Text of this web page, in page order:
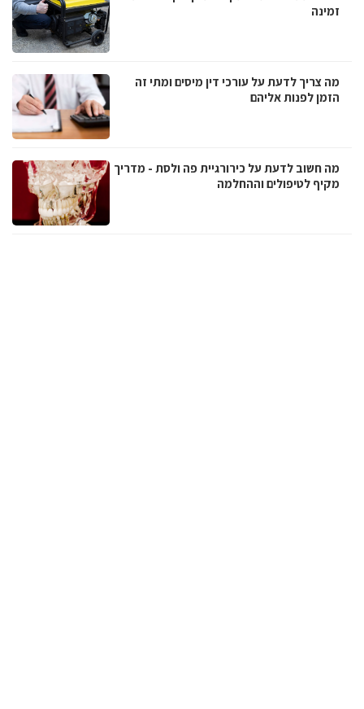
זמינה
מה צריך לדעת על עורכי דין מיסים ומתי זה
הזמן לפנות אליהם
מה חשוב לדעת על כירורגיית פה ולסת - מדריך
מקיף לטיפולים וההחלמה